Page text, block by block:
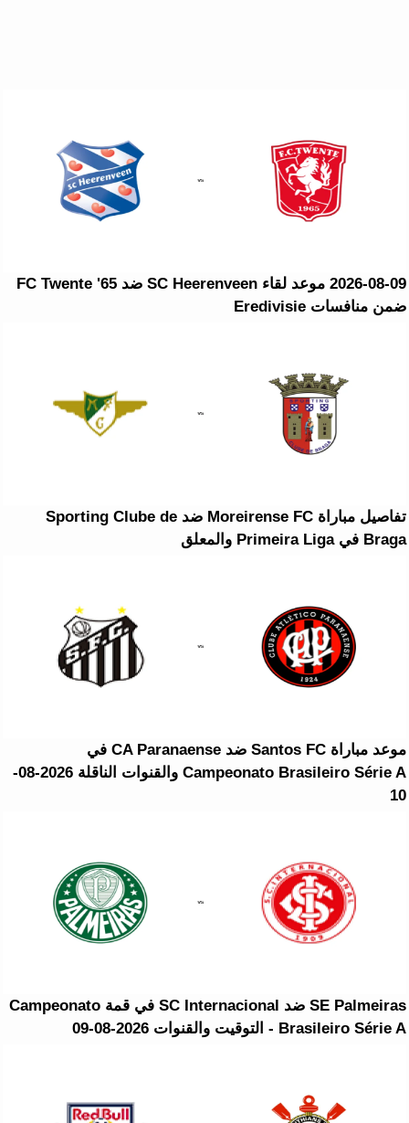
2026-08-09 موعد لقاء SC Heerenveen ضد FC Twente '65
ضمن منافسات Eredivisie
تفاصيل مباراة Moreirense FC ضد Sporting Clube de
Braga في Primeira Liga والمعلق
موعد مباراة Santos FC ضد CA Paranaense في
Campeonato Brasileiro Série A والقنوات الناقلة 2026-08-
10
SE Palmeiras ضد SC Internacional في قمة Campeonato
Brasileiro Série A - التوقيت والقنوات 2026-08-09